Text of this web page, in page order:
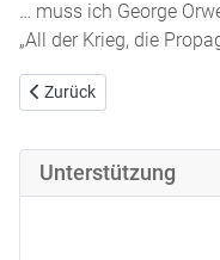
… muss ich George
„All der Krieg, die
Vorheriger Beitrag:
Zurück
Unterstützung